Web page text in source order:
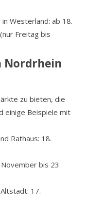
Westerland: ab 18.
Freitag bis
Nordrhein
zu bieten, die
einige Beispiele mit
Rathaus: 18.
bis 23.
17.